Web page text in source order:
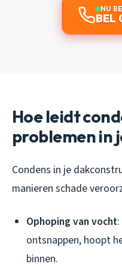
NU
BEL
Hoe leidt
problemen in
Condens in je
manieren schade
Ophoping van vocht
ontsnappen, hoopt
binnen.